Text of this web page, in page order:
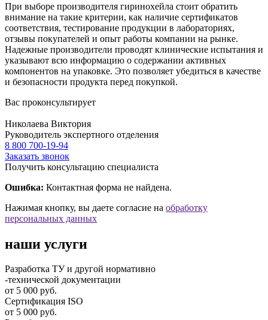
При выборе производителя гиринохейла стоит обратить
внимание на такие критерии, как наличие сертификатов
соответствия, тестирование продукции в лабораториях,
отзывы покупателей и опыт работы компании на рынке.
Надежные производители проводят клинические испытания и
указывают всю информацию о содержании активных
компонентов на упаковке. Это позволяет убедиться в качестве
и безопасности продукта перед покупкой.
Вас проконсультирует
Николаева Виктория
Руководитель экспертного отделения
8 800 700-19-94
Заказать звонок
Получить консультацию специалиста
Ошибка: Контактная форма не найдена.
Нажимая кнопку, вы даете согласие на обработку
персональных данных
наши услуги
Разработка ТУ и другой нормативно
-технической документации
от 5 000 руб.
Сертификация ISO
от 5 000 руб.